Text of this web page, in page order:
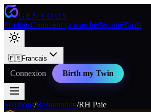
GENYOUS
ProduitsComment ça marcheSécuritéTarifs
🇫🇷Francais
Connexion Birth my Twin
Solutions/Restauration/RH Paie